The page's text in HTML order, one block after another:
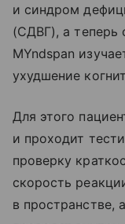
и синдром
(СДВГ), а
MYndspan
ухудшение
Для этого
и проходит
проверку
скорость
в пространстве,